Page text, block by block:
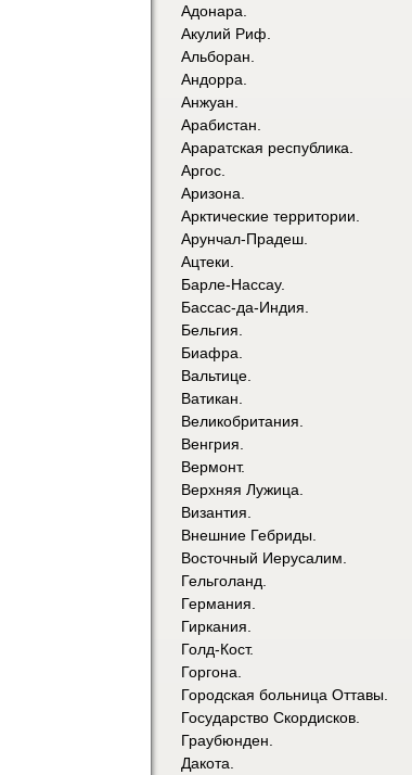
Адонара.
Акулий Риф.
Альборан.
Андорра.
Анжуан.
Арабистан.
Араратская республика.
Аргос.
Аризона.
Арктические территории.
Арунчал-Прадеш.
Ацтеки.
Барле-Нассау.
Бассас-да-Индия.
Бельгия.
Биафра.
Вальтице.
Ватикан.
Великобритания.
Венгрия.
Вермонт.
Верхняя Лужица.
Византия.
Внешние Гебриды.
Восточный Иерусалим.
Гельголанд.
Германия.
Гиркания.
Голд-Кост.
Горгона.
Городская больница Оттавы.
Государство Скордисков.
Граубюнден.
Дакота.